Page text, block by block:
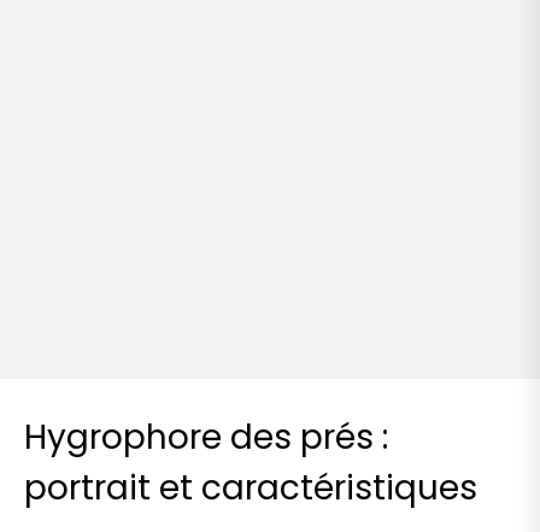
Hygrophore des prés :
portrait et caractéristiques